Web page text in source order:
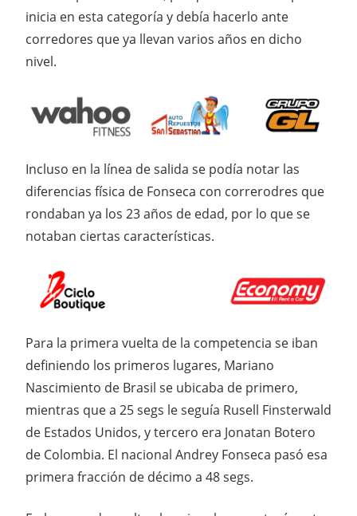
inicia en esta categoría y debía hacerlo ante
corredores que ya llevan varios años en dicho
nivel.
Incluso en la línea de salida se podía notar las
diferencias física de Fonseca con correrodres que
rondaban ya los 23 años de edad, por lo que se
notaban ciertas características.
Para la primera vuelta de la competencia se iban
definiendo los primeros lugares, Mariano
Nascimiento de Brasil se ubicaba de primero,
mientras que a 25 segs le seguía Rusell Finsterwald
de Estados Unidos, y tercero era Jonatan Botero
de Colombia. El nacional Andrey Fonseca pasó esa
primera fracción de décimo a 48 segs.